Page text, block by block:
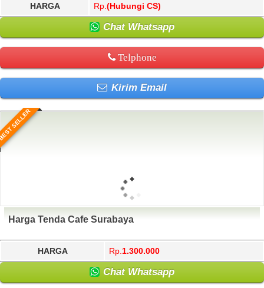
HARGA Rp. (Hubungi CS)
Chat Whatsapp
Telphone
Kirim Email
SELLER
Harga Tenda Cafe Surabaya
HARGA Rp. 1.300.000
Chat Whatsapp